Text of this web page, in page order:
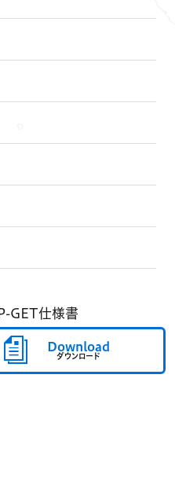
GET仕様書
Download
ダウンロード